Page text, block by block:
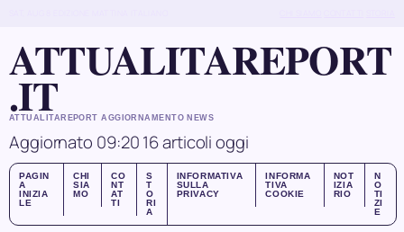
ATTUALITAREPORT
.IT
ATTUALITAREPORT AGGIORNAMENTO NEWS
Aggiornato 09:2016 articoli oggi
PAGIN
A
INIZIA
LE
CHI
SIA
MO
CO
NT
AT
TI
S
T
O
RI
A
INFORMATIVA
SULLA
PRIVACY
INFORMA
TIVA
COOKIE
NOT
IZIA
RIO
N
O
TI
ZI
E